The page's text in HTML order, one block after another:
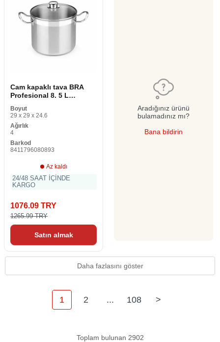
Cam kapaklı tava BRA
Profesional 8. 5 L
Çok renkli Çelik
Boyut
29 x 29 x 24.6
Ağırlık
4
Barkod
8411796080893
Az kaldı
24/48 SAAT İÇİNDE
KARGO
1076.09 TRY
1265.99 TRY
Satın almak
Aradığınız ürünü
bulamadınız mı?
Bana bildirin
Daha fazlasını göster
1 2 ... 108 >
Toplam bulunan 2902